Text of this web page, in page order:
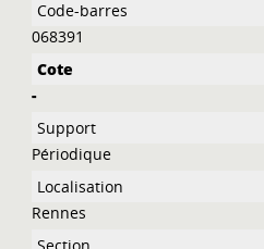
068391
-
Périodique
Rennes